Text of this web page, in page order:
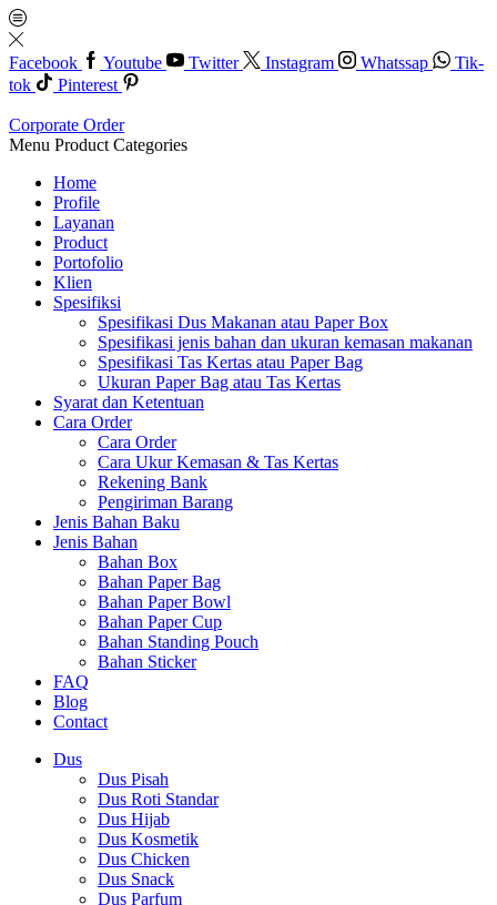
Facebook Youtube Twitter Instagram Whatssap
Tik-
tok
Pinterest
Corporate Order
Menu Product Categories
Home
Profile
Layanan
Product
Portofolio
Klien
Spesifiksi
Spesifikasi Dus Makanan atau Paper Box
Spesifikasi jenis bahan dan ukuran kemasan makanan
Spesifikasi Tas Kertas atau Paper Bag
Ukuran Paper Bag atau Tas Kertas
Syarat dan Ketentuan
Cara Order
Cara Order
Cara Ukur Kemasan & Tas Kertas
Rekening Bank
Pengiriman Barang
Jenis Bahan Baku
Jenis Bahan
Bahan Box
Bahan Paper Bag
Bahan Paper Bowl
Bahan Paper Cup
Bahan Standing Pouch
Bahan Sticker
FAQ
Blog
Contact
Dus
Dus Pisah
Dus Roti Standar
Dus Hijab
Dus Kosmetik
Dus Chicken
Dus Snack
Dus Parfum